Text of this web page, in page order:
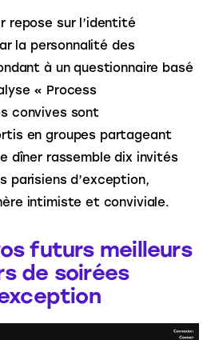
repose sur l’identité
la personnalité des
à un questionnaire basé
« Process
convives sont
en groupes partageant
dîner rassemble dix invités
parisiens d’exception,
intimiste et conviviale.
futurs meilleurs
de soirées